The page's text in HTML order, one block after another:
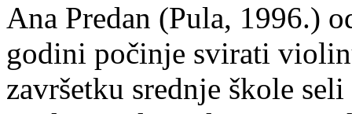
Ana Predan (Pula, 1996.)
godini počinje svirati
završetku srednje škole